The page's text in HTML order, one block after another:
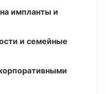
импланты и
и семейные